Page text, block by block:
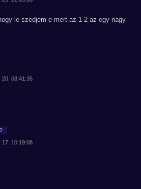
le szedjem-e mert az 1-2 az egy nagy
20. 08:41:35
2
17. 10:19:08